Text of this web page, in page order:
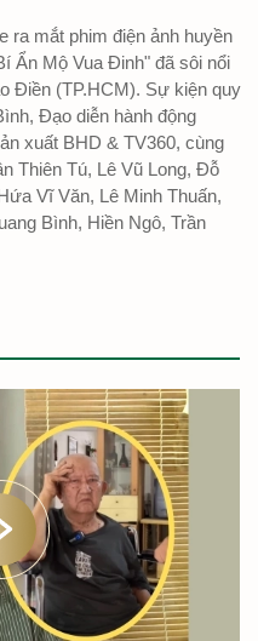
ra mắt phim điện ảnh huyền
Ẩn Mộ Vua Đinh" đã sôi nổi
Điền (TP.HCM). Sự kiện quy
Đạo diễn hành động
xuất BHD & TV360, cùng
Thiên Tú, Lê Vũ Long, Đỗ
Vĩ Văn, Lê Minh Thuấn,
Bình, Hiền Ngô, Trần